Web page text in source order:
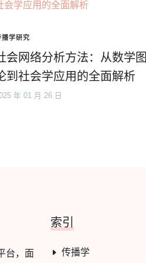
播学研究
会网络分析方法：从数学图
到社会学应用的全面解析
年 01 月 26 日
台，面
索引
传播学